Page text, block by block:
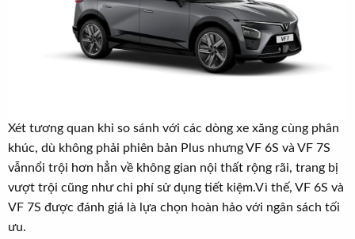
Xét tương quan khi so sánh với các dòng xe xăng cùng phân
khúc, dù không phải phiên bản Plus nhưng VF 6S và VF 7S
vẫnnổi trội hơn hẳn về không gian nội thất rộng rãi, trang bị
vượt trội cũng như chi phí sử dụng tiết kiệm.Vì thế, VF 6S và
VF 7S được đánh giá là lựa chọn hoàn hảo với ngân sách tối
ưu.